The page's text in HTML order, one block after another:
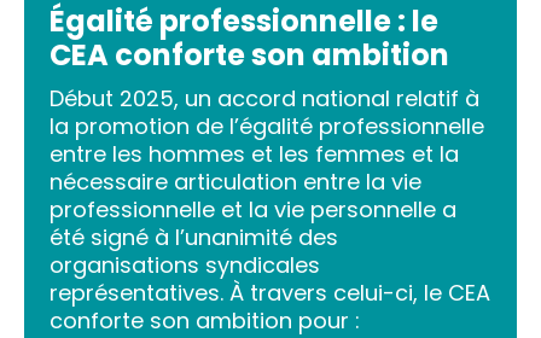
Égalité professionnelle : le
CEA conforte son ambition
Début 2025, un accord national relatif à
la promotion de l’égalité professionnelle
entre les hommes et les femmes et la
nécessaire articulation entre la vie
professionnelle et la vie personnelle a
été signé à l’unanimité des
organisations syndicales
représentatives. À travers celui-ci, le CEA
conforte son ambition pour :